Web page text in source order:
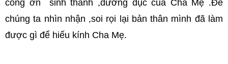
công ơn sinh thành ,dưỡng dục của Cha Mẹ .Để
chúng ta nhìn nhận ,soi rọi lại bản thân mình đã làm
được gì để hiếu kính Cha Mẹ.